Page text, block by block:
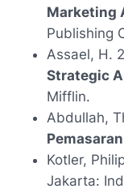
Marketing
Publishing
Assael, H.
Strategic
Mifflin.
Abdullah,
Pemasaran
Kotler,
Jakarta: